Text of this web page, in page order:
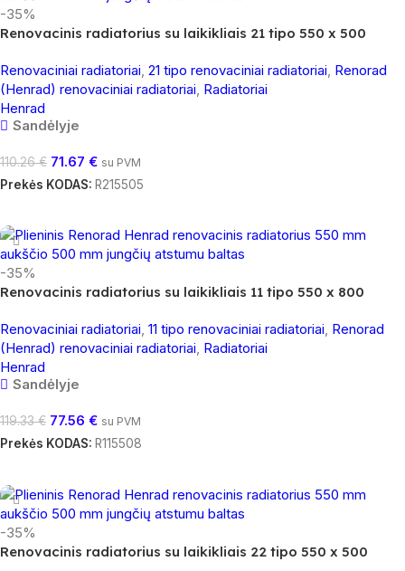
-35%
Renovacinis radiatorius su laikikliais 21 tipo 550 x 500
Renovaciniai radiatoriai, 21 tipo renovaciniai radiatoriai, Renorad
(Henrad) renovaciniai radiatoriai, Radiatoriai
Henrad
Sandėlyje
110.26€ 71.67 € su PVM
Prekės KODAS: R215505
-35%
Renovacinis radiatorius su laikikliais 11 tipo 550 x 800
Renovaciniai radiatoriai, 11 tipo renovaciniai radiatoriai, Renorad
(Henrad) renovaciniai radiatoriai, Radiatoriai
Henrad
Sandėlyje
119.33€ 77.56 € su PVM
Prekės KODAS: R115508
-35%
Renovacinis radiatorius su laikikliais 22 tipo 550 x 500